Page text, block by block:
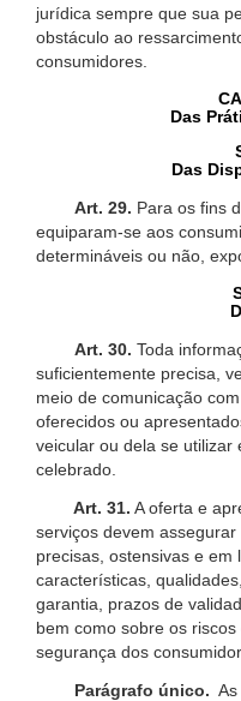
jurídica sempre que sua
obstáculo ao
consumidores.
Das
Das
Art. 29. Para os fins
equiparam-se aos
determináveis ou não,
Art. 30. Toda
suficientemente precisa,
meio de comunicação
oferecidos ou
veicular ou dela se
celebrado.
Art. 31. A oferta e
serviços devem
precisas, ostensivas e
características,
garantia, prazos de
bem como sobre os
segurança dos
Parágrafo único.